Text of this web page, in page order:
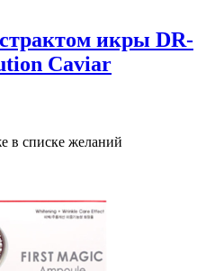
икры DR-
Caviar
в списке желаний